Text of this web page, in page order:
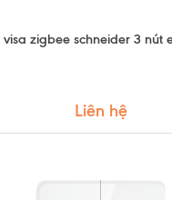
zigbee schneider 3 nút
Liên hệ